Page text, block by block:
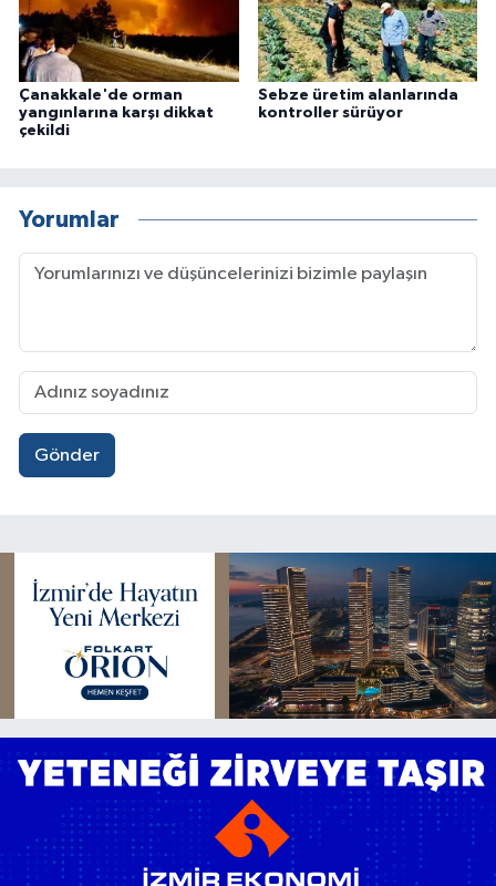
Çanakkale'de orman
yangınlarına karşı dikkat
çekildi
Sebze üretim alanlarında
kontroller sürüyor
Yorumlar
Gönder